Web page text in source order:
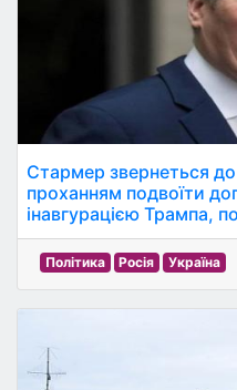
Стармер звернеться до
проханням подвоїти
інавгурацією Трампа,
Політика Росія Україна